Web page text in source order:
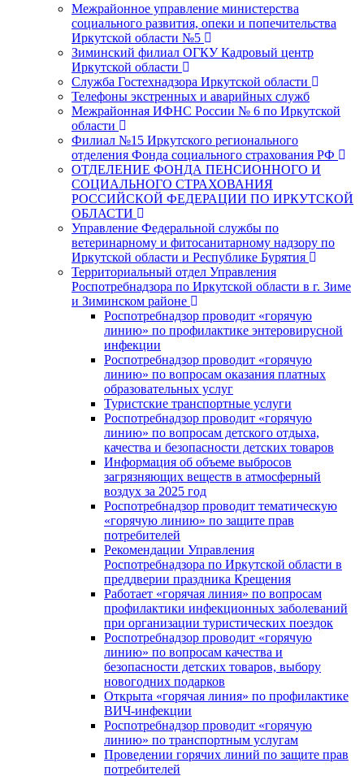
Межрайонное управление министерства
социального развития, опеки и попечительства
Иркутской области №5
Зиминский филиал ОГКУ Кадровый центр
Иркутской области
Служба Гостехнадзора Иркутской области
Телефоны экстренных и аварийных служб
Межрайонная ИФНС России № 6 по Иркутской
области
Филиал №15 Иркутского регионального
отделения Фонда социального страхования РФ
ОТДЕЛЕНИЕ ФОНДА ПЕНСИОННОГО И
СОЦИАЛЬНОГО СТРАХОВАНИЯ
РОССИЙСКОЙ ФЕДЕРАЦИИ ПО ИРКУТСКОЙ
ОБЛАСТИ
Управление Федеральной службы по
ветеринарному и фитосанитарному надзору по
Иркутской области и Республике Бурятия
Территориальный отдел Управления
Роспотребнадзора по Иркутской области в г. Зиме
и Зиминском районе
Роспотребнадзор проводит «горячую
линию» по профилактике энтеровирусной
инфекции
Роспотребнадзор проводит «горячую
линию» по вопросам оказания платных
образовательных услуг
Туристские транспортные услуги
Роспотребнадзор проводит «горячую
линию» по вопросам детского отдыха,
качества и безопасности детских товаров
Информация об объеме выбросов
загрязняющих веществ в атмосферный
воздух за 2025 год
Роспотребнадзор проводит тематическую
«горячую линию» по защите прав
потребителей
Рекомендации Управления
Роспотребнадзора по Иркутской области в
преддверии праздника Крещения
Работает «горячая линия» по вопросам
профилактики инфекционных заболеваний
при организации туристических поездок
Роспотребнадзор проводит «горячую
линию» по вопросам качества и
безопасности детских товаров, выбору
новогодних подарков
Открыта «горячая линия» по профилактике
ВИЧ-инфекции
Роспотребнадзор проводит «горячую
линию» по транспортным услугам
Проведении горячих линий по защите прав
потребителей